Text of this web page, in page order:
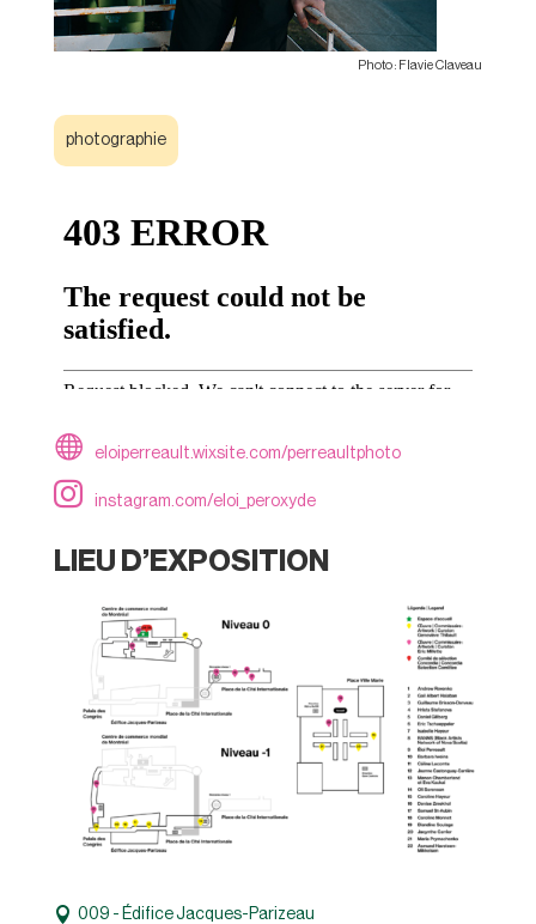
Flavie Claveau
photographie
eloiperreault.wixsite.com/perreaultphoto
instagram.com/eloi_peroxyde
LIEU D’EXPOSITION
009 - Édifice Jacques-Parizeau